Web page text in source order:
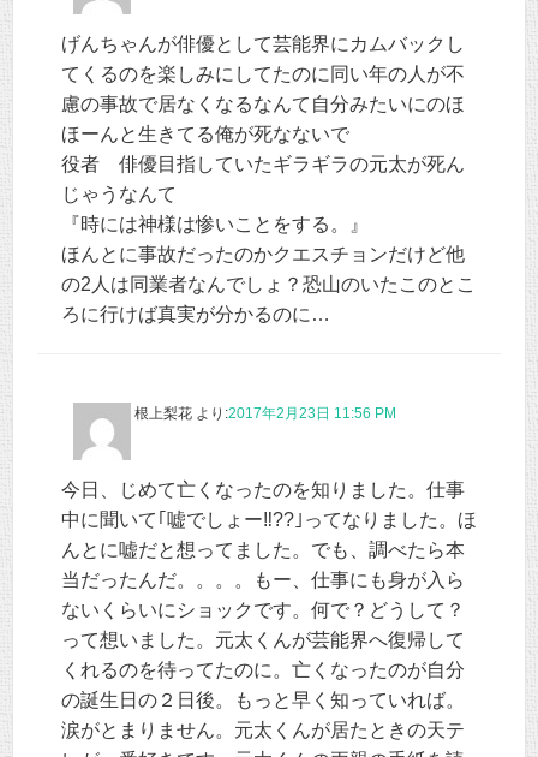
げんちゃんが俳優として芸能界にカムバックし
てくるのを楽しみにしてたのに同い年の人が不
慮の事故で居なくなるなんて自分みたいにのほ
ほーんと生きてる俺が死なないで
役者 俳優目指していたギラギラの元太が死ん
じゃうなんて
『時には神様は惨いことをする。』
ほんとに事故だったのかクエスチョンだけど他
の2人は同業者なんでしょ？恐山のいたこのとこ
ろに行けば真実が分かるのに…
根上梨花 より:2017年2月23日 11:56 PM
今日、じめて亡くなったのを知りました。仕事
中に聞いて｢嘘でしょー‼??｣ってなりました。ほ
んとに嘘だと想ってました。でも、調べたら本
当だったんだ。。。。もー、仕事にも身が入ら
ないくらいにショックです。何で？どうして？
って想いました。元太くんが芸能界へ復帰して
くれるのを待ってたのに。亡くなったのが自分
の誕生日の２日後。もっと早く知っていれば。
涙がとまりません。元太くんが居たときの天テ